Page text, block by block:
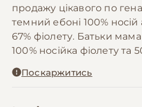
продажу цікавого по
темний ебоні 100% носій
67% фіолету. Батьки
100% носійка фіолету та
ангори та фіолету. Дата
Поскаржитись